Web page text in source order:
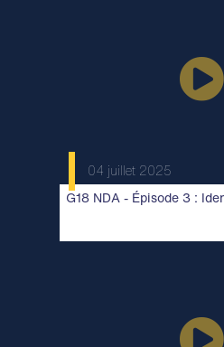
04 juillet 2025
G18 NDA - Épisode 3 :